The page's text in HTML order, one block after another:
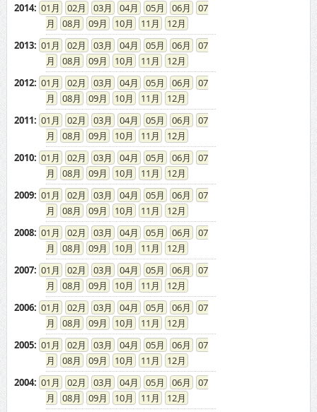
2014: 01 02 03 04 05 06
07
08
09 10 11
12
2013: 01 02 03 04 05 06
07
08
09 10 11
12
2012: 01 02 03 04 05 06
07
08
09 10 11
12
2011: 01 02 03 04 05 06
07
08
09 10 11
12
2010: 01 02 03 04 05 06
07
08
09 10 11
12
2009: 01 02 03 04 05 06
07
08
09 10 11
12
2008: 01 02 03 04 05 06
07
08
09 10 11
12
2007: 01 02 03 04 05 06
07
08
09 10 11
12
2006: 01 02 03 04 05 06
07
08
09 10 11
12
2005: 01 02 03 04 05 06
07
08
09 10 11
12
2004: 01 02 03 04 05 06
07
08
09 10 11
12